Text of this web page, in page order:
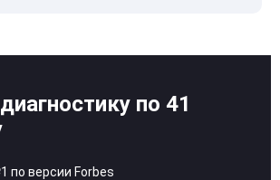
по 41
по версии Forbes